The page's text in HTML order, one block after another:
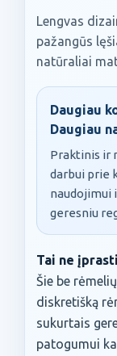
Lengvas
pažangūs
natūraliai
Daugiau
Daugiau
Praktinis ir
darbui prie
naudojimui
geresniu
Tai ne
Šie be
diskretišką
sukurtais
patogumui